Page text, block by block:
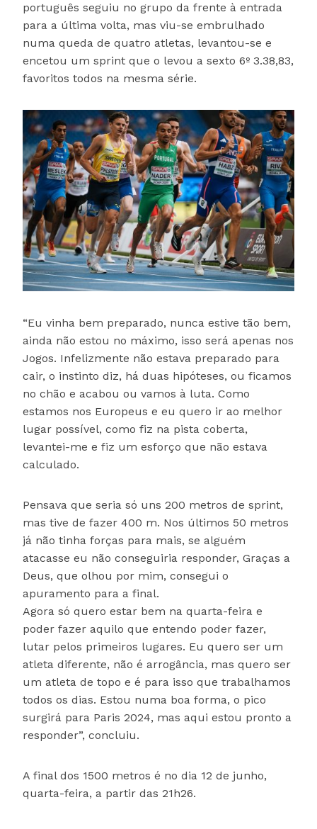
português seguiu no grupo da frente à entrada
para a última volta, mas viu-se embrulhado
numa queda de quatro atletas, levantou-se e
encetou um sprint que o levou a sexto 6º 3.38,83,
favoritos todos na mesma série.
“Eu vinha bem preparado, nunca estive tão bem,
ainda não estou no máximo, isso será apenas nos
Jogos. Infelizmente não estava preparado para
cair, o instinto diz, há duas hipóteses, ou ficamos
no chão e acabou ou vamos à luta. Como
estamos nos Europeus e eu quero ir ao melhor
lugar possível, como fiz na pista coberta,
levantei-me e fiz um esforço que não estava
calculado.
Pensava que seria só uns 200 metros de sprint,
mas tive de fazer 400 m. Nos últimos 50 metros
já não tinha forças para mais, se alguém
atacasse eu não conseguiria responder, Graças a
Deus, que olhou por mim, consegui o
apuramento para a final.
Agora só quero estar bem na quarta-feira e
poder fazer aquilo que entendo poder fazer,
lutar pelos primeiros lugares. Eu quero ser um
atleta diferente, não é arrogância, mas quero ser
um atleta de topo e é para isso que trabalhamos
todos os dias. Estou numa boa forma, o pico
surgirá para Paris 2024, mas aqui estou pronto a
responder”, concluiu.
A final dos 1500 metros é no dia 12 de junho,
quarta-feira, a partir das 21h26.